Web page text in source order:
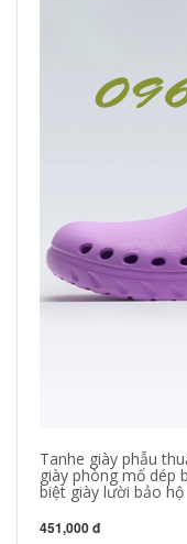
Tanhe giày phẫu
giày phòng mổ dép
biệt giày lười bảo hộ
451,000 đ